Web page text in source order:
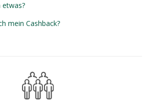
mein Cashback?